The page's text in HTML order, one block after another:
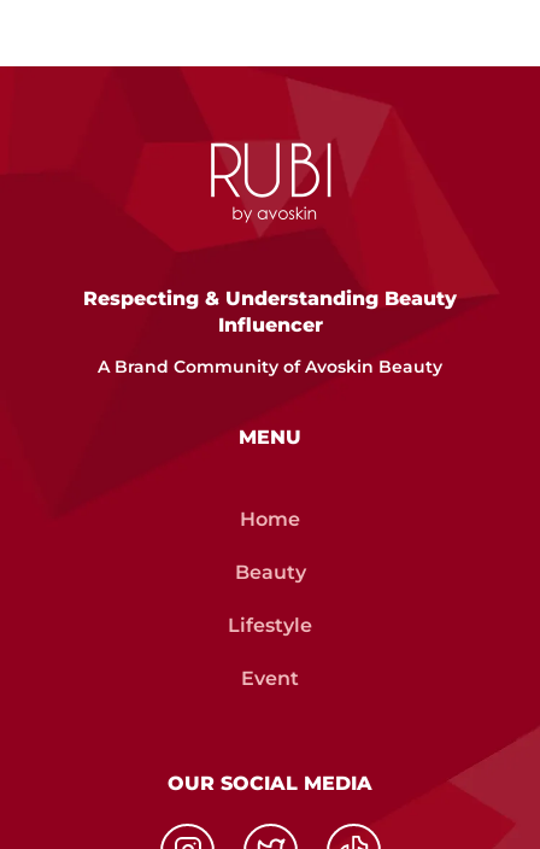
Respecting & Understanding Beauty
Influencer
A Brand Community of Avoskin Beauty
MENU
Home
Beauty
Lifestyle
Event
OUR SOCIAL MEDIA